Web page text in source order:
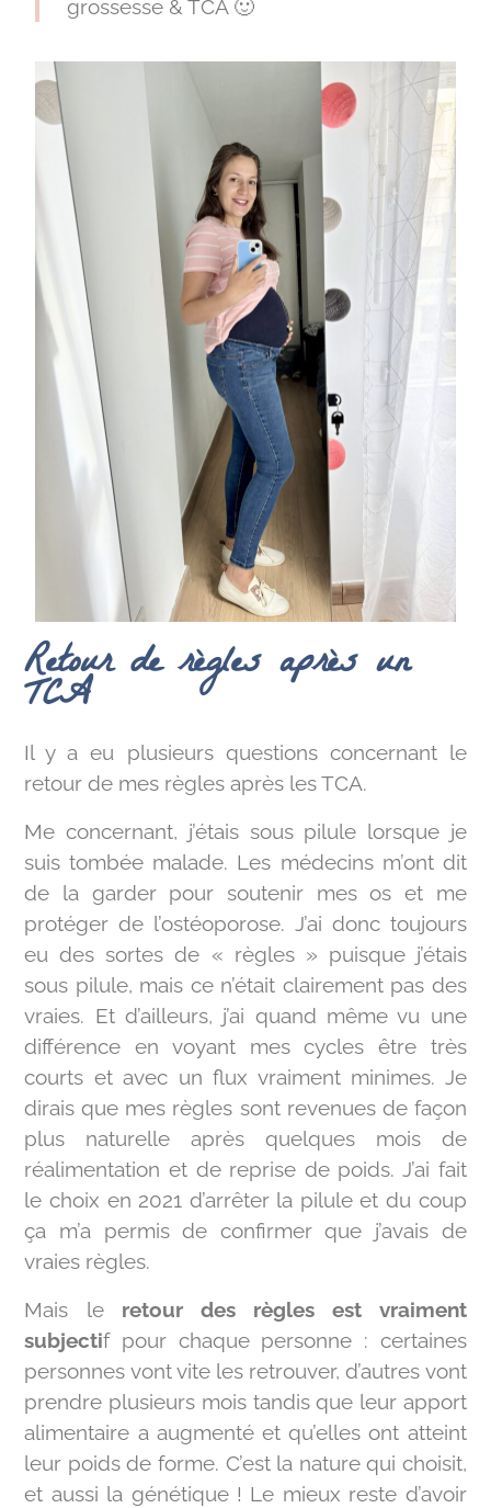
grossesse & TCA 🙂
Retour de règles après un
TCA
Il y a eu plusieurs questions concernant le
retour de mes règles après les TCA.
Me concernant, j’étais sous pilule lorsque je
suis tombée malade. Les médecins m’ont dit
de la garder pour soutenir mes os et me
protéger de l’ostéoporose. J’ai donc toujours
eu des sortes de « règles » puisque j’étais
sous pilule, mais ce n’était clairement pas des
vraies. Et d’ailleurs, j’ai quand même vu une
différence en voyant mes cycles être très
courts et avec un flux vraiment minimes. Je
dirais que mes règles sont revenues de façon
plus naturelle après quelques mois de
réalimentation et de reprise de poids. J’ai fait
le choix en 2021 d’arrêter la pilule et du coup
ça m’a permis de confirmer que j’avais de
vraies règles.
Mais le retour des règles est vraiment
subjectif pour chaque personne : certaines
personnes vont vite les retrouver, d’autres vont
prendre plusieurs mois tandis que leur apport
alimentaire a augmenté et qu’elles ont atteint
leur poids de forme. C’est la nature qui choisit,
et aussi la génétique ! Le mieux reste d’avoir